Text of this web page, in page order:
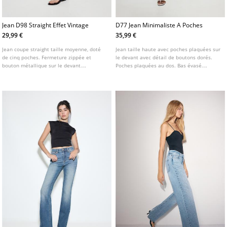
Jean D98 Straight Effet Vintage
29,99 €
Jean coupe straight taille moyenne, doté
de cinq poches. Fermeture zippée et
bouton métallique sur le devant.
D77 Jean Minimaliste A Poches
35,99 €
Jean taille haute avec poches plaquées sur
le devant avec détail de boutons dorés.
Poches plaquées au dos. Bas évasé.